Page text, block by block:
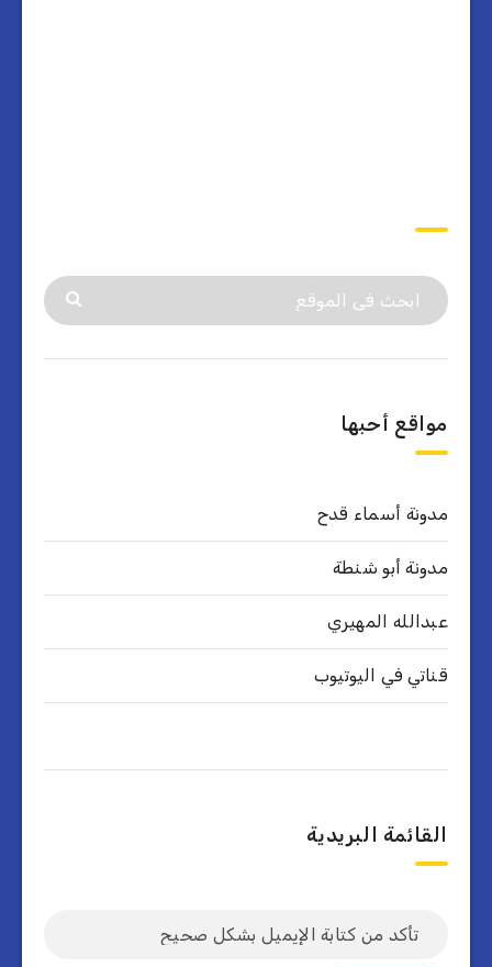
مواقع أحبها
مدونة أسماء قدح
مدونة أبو شنطة
عبدالله المهيري
قناتي في اليوتيوب
القائمة البريدية